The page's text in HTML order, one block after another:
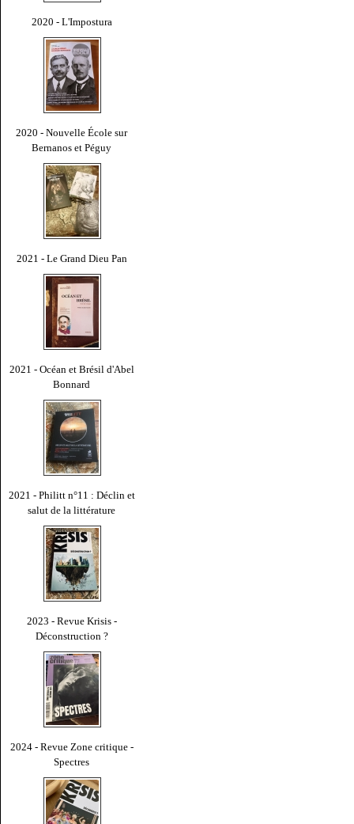
2020 - L'Impostura
2020 - Nouvelle École sur
Bernanos et Péguy
2021 - Le Grand Dieu Pan
2021 - Océan et Brésil d'Abel
Bonnard
2021 - Philitt n°11 : Déclin et
salut de la littérature
2023 - Revue Krisis -
Déconstruction ?
2024 - Revue Zone critique -
Spectres